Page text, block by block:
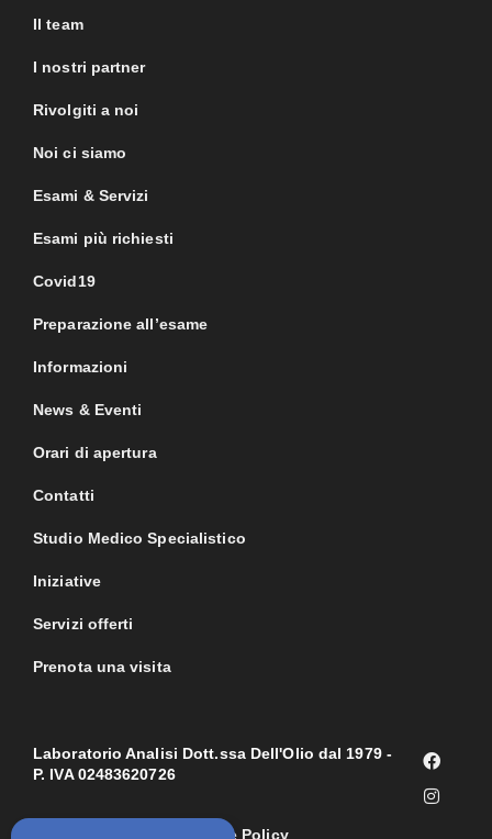
Il team
I nostri partner
Rivolgiti a noi
Noi ci siamo
Esami & Servizi
Esami più richiesti
Covid19
Preparazione all’esame
Informazioni
News & Eventi
Orari di apertura
Contatti
Studio Medico Specialistico
Iniziative
Servizi offerti
Prenota una visita
Laboratorio Analisi Dott.ssa Dell'Olio dal 1979 -
P. IVA 02483620726
Cookie Policy